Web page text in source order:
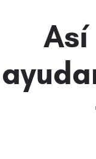
Así